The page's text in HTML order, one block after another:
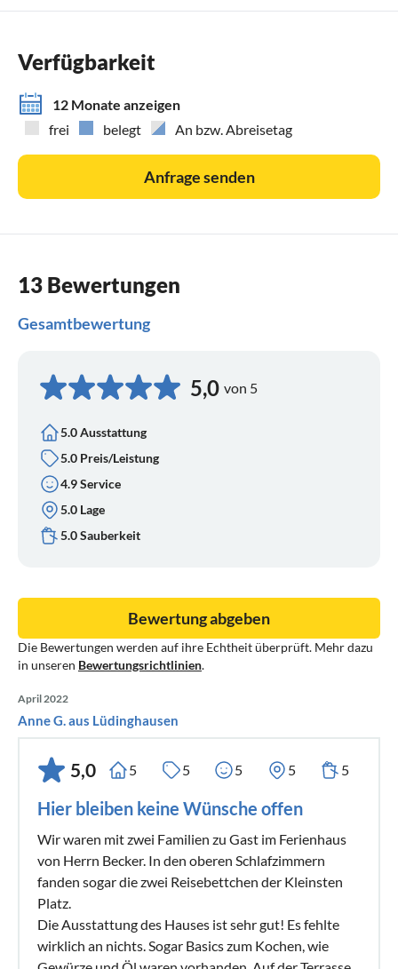
Verfügbarkeit
12 Monate anzeigen
frei
belegt An bzw. Abreisetag
Anfrage senden
13 Bewertungen
Gesamtbewertung
5,0 von 5
5.0 Ausstattung
5.0 Preis/Leistung
4.9 Service
5.0 Lage
5.0 Sauberkeit
Die Bewertungen werden auf ihre Echtheit überprüft. Mehr dazu
in unseren Bewertungsrichtlinien.
Bewertung abgeben
April 2022
Anne G. aus Lüdinghausen
5,0 5 5 5 5 5
Hier bleiben keine Wünsche offen
Wir waren mit zwei Familien zu Gast im Ferienhaus
von Herrn Becker. In den oberen Schlafzimmern
fanden sogar die zwei Reisebettchen der Kleinsten
Platz.
Die Ausstattung des Hauses ist sehr gut! Es fehlte
wirklich an nichts. Sogar Basics zum Kochen, wie